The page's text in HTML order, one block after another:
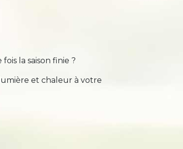
la saison finie ?
et chaleur à votre